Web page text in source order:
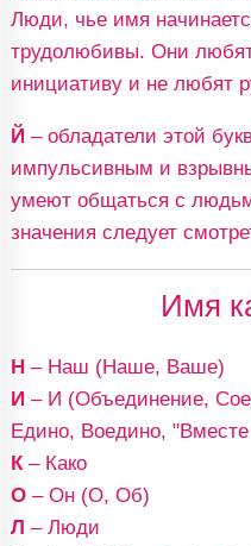
Люди, чье имя
трудолюбивы. Они
инициативу и не любят
Й – обладатели этой
импульсивным и
умеют общаться с
значения следует
Имя
Н– Наш (Наше, Ваше)
И – И (Объединение,
Едино, Воедино,
К– Како
О– Он (О, Об)
Л – Люди